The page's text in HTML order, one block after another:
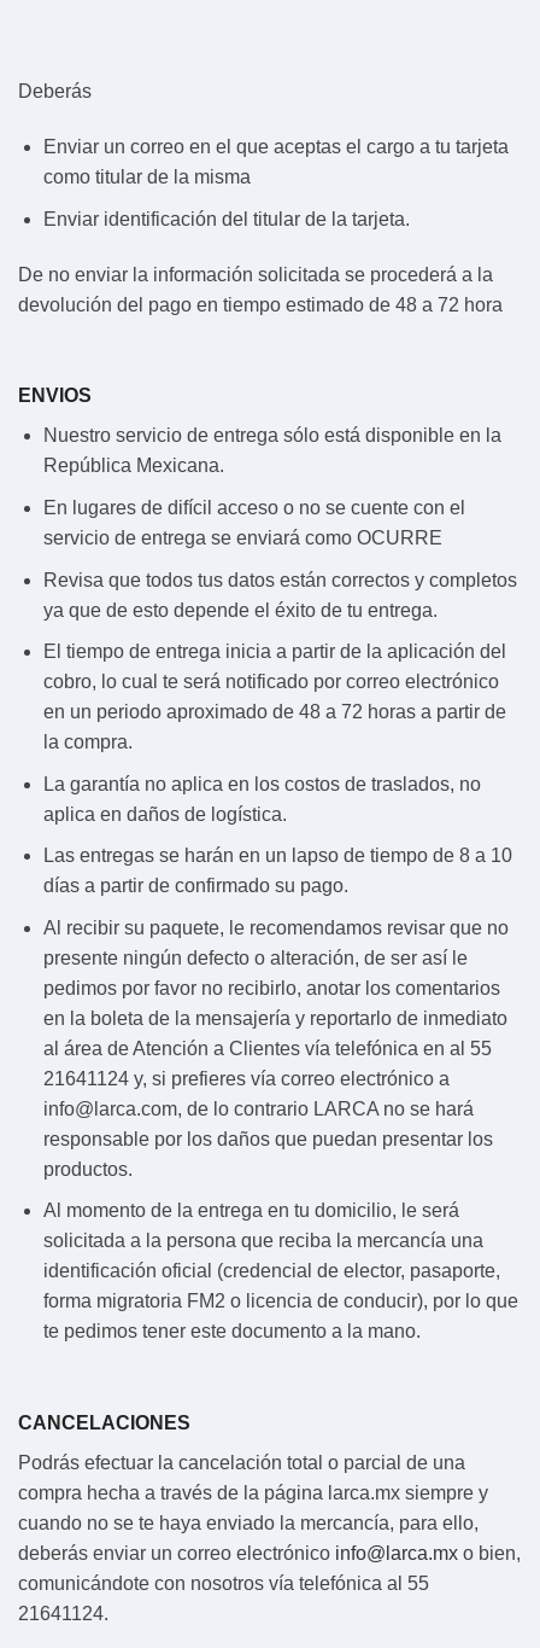
Deberás
Enviar un correo en el que aceptas el cargo a tu tarjeta
como titular de la misma
Enviar identificación del titular de la tarjeta.
De no enviar la información solicitada se procederá a la
devolución del pago en tiempo estimado de 48 a 72 hora
ENVIOS
Nuestro servicio de entrega sólo está disponible en la
República Mexicana.
En lugares de difícil acceso o no se cuente con el
servicio de entrega se enviará como OCURRE
Revisa que todos tus datos están correctos y completos
ya que de esto depende el éxito de tu entrega.
El tiempo de entrega inicia a partir de la aplicación del
cobro, lo cual te será notificado por correo electrónico
en un periodo aproximado de 48 a 72 horas a partir de
la compra.
La garantía no aplica en los costos de traslados, no
aplica en daños de logística.
Las entregas se harán en un lapso de tiempo de 8 a 10
días a partir de confirmado su pago.
Al recibir su paquete, le recomendamos revisar que no
presente ningún defecto o alteración, de ser así le
pedimos por favor no recibirlo, anotar los comentarios
en la boleta de la mensajería y reportarlo de inmediato
al área de Atención a Clientes vía telefónica en al 55
21641124 y, si prefieres vía correo electrónico a
info@larca.com, de lo contrario LARCA no se hará
responsable por los daños que puedan presentar los
productos.
Al momento de la entrega en tu domicilio, le será
solicitada a la persona que reciba la mercancía una
identificación oficial (credencial de elector, pasaporte,
forma migratoria FM2 o licencia de conducir), por lo que
te pedimos tener este documento a la mano.
CANCELACIONES
Podrás efectuar la cancelación total o parcial de una
compra hecha a través de la página larca.mx siempre y
cuando no se te haya enviado la mercancía, para ello,
deberás enviar un correo electrónico info@larca.mx o bien,
comunicándote con nosotros vía telefónica al 55
21641124.